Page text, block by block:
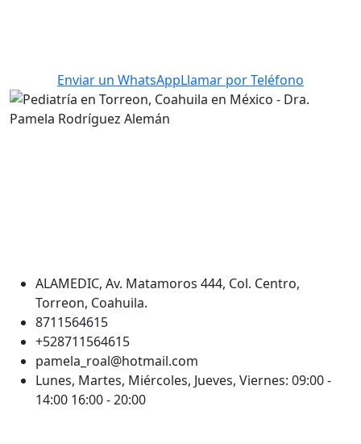
Enviar un WhatsAppLlamar porTeléfono
ALAMEDIC, Av. Matamoros 444, Col. Centro,
Torreon, Coahuila.
8711564615
+528711564615
pamela_roal@hotmail.com
Lunes, Martes, Miércoles, Jueves, Viernes: 09:00 -
14:00 16:00 - 20:00